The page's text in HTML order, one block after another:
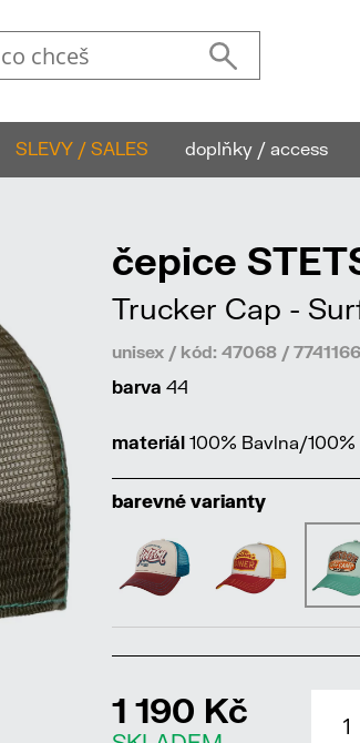
SLEVY / SALES doplňky / access
čepice
Trucker Cap -
unisex / kód: 47068 /
barva 44
materiál 100% Bavlna/100%
barevné varianty
1 190 Kč